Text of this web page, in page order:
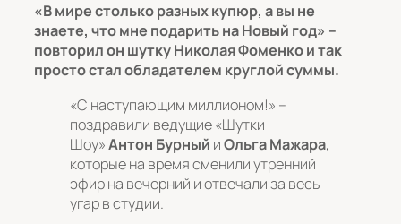
«В мире столько разных купюр, а вы не
знаете, что мне подарить на Новый год» –
повторил он шутку Николая Фоменко и так
просто стал обладателем круглой суммы.
«С наступающим миллионом!» –
поздравили ведущие «Шутки
Шоу»Антон Бурный иОльга Мажара,
которые на время сменили утренний
эфир на вечерний и отвечали за весь
угар в студии.